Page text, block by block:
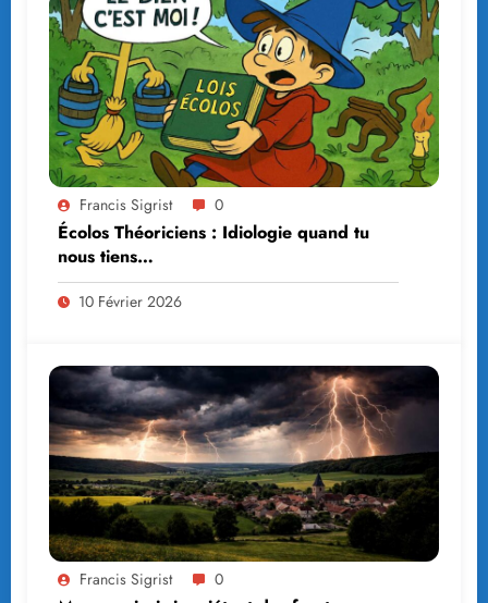
Francis Sigrist 0
Écolos Théoriciens : Idiologie quand tu
nous tiens…
10 Février 2026
Francis Sigrist 0